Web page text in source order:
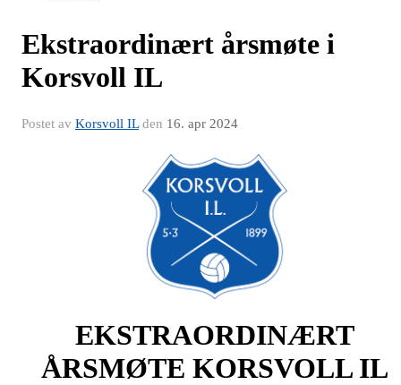
Ekstraordinært årsmøte i
Korsvoll IL
Postet av Korsvoll ILden 16. apr 2024
EKSTRAORDINÆRT
ÅRSMØTE KORSVOLL IL